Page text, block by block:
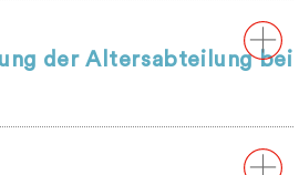
der Altersabteilung bei